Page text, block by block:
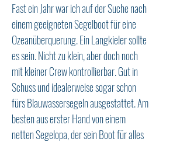
Fast ein Jahr war ich auf der Suche nach
einem geeigneten Segelboot für eine
Ozeanüberquerung. Ein Langkieler sollte
es sein. Nicht zu klein, aber doch noch
mit kleiner Crew kontrollierbar. Gut in
Schuss und idealerweise sogar schon
fürs Blauwassersegeln ausgestattet. Am
besten aus erster Hand von einem
netten Segelopa, der sein Boot für alles